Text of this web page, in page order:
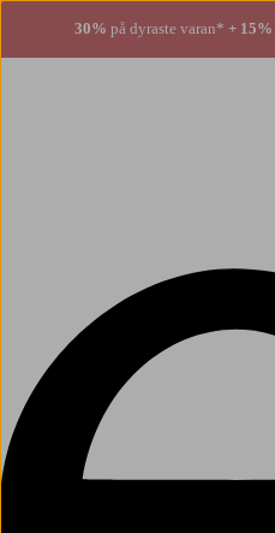
30% på dyraste varan* + 15%